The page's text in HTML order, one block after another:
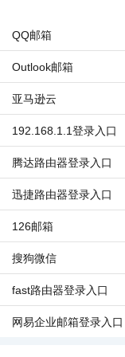
QQ邮箱
Outlook邮箱
亚马逊云
192.168.1.1登录入口
腾达路由器登录入口
迅捷路由器登录入口
126邮箱
搜狗微信
fast路由器登录入口
网易企业邮箱登录入口